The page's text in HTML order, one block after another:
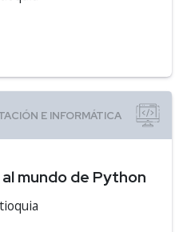
mundo de Python